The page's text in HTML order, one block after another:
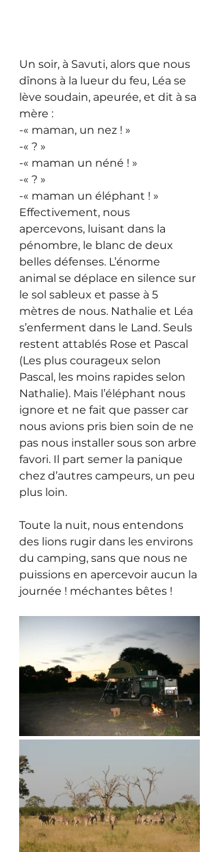
Un soir, à Savuti, alors que nous
dînons à la lueur du feu, Léa se
lève soudain, apeurée, et dit à sa
mère :
-« maman, un nez ! »
-« ? »
-« maman un néné ! »
-« ? »
-« maman un éléphant ! »
Effectivement, nous
apercevons, luisant dans la
pénombre, le blanc de deux
belles défenses. L’énorme
animal se déplace en silence sur
le sol sableux et passe à 5
mètres de nous. Nathalie et Léa
s’enferment dans le Land. Seuls
restent attablés Rose et Pascal
(Les plus courageux selon
Pascal, les moins rapides selon
Nathalie). Mais l’éléphant nous
ignore et ne fait que passer car
nous avions pris bien soin de ne
pas nous installer sous son arbre
favori. Il part semer la panique
chez d’autres campeurs, un peu
plus loin.
Toute la nuit, nous entendons
des lions rugir dans les environs
du camping, sans que nous ne
puissions en apercevoir aucun la
journée ! méchantes bêtes !